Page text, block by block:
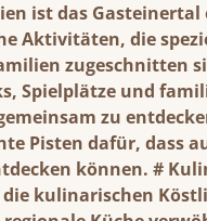
ist das
Aktivitäten, die
zugeschnitten
Spielplätze und
zu
Pisten dafür, dass
können. #
die kulinarischen